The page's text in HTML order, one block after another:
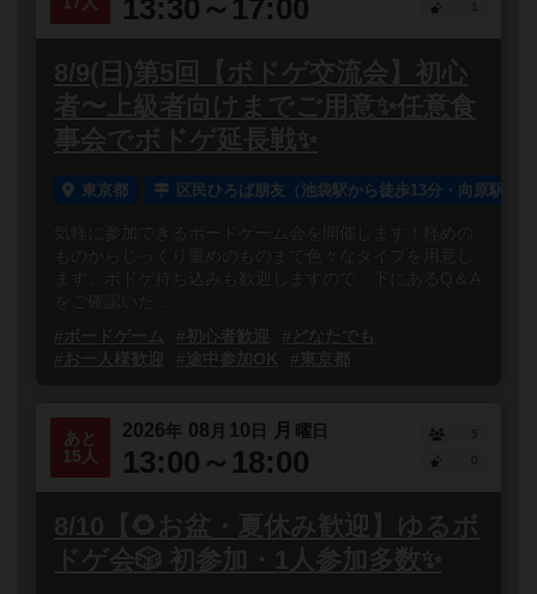
13:30～17:00
1
8/9(日)第5回【ボドゲ交流会】初心
者〜上級者向けまでご用意✨任意食
事会でボドゲ延長戦✨
東京都 区民ひろば朋友（池袋駅から徒歩13分・向原駅か
気軽に参加できるボードゲーム会を開催します！軽めの
ものからじっくり重めのものまで色々なタイプを用意し
ます。ボドゲ持ち込みも歓迎しますので、下にあるQ＆A
#ボードゲーム
#初心者歓迎
#どなたでも
#お一人様歓迎
#途中参加OK #東京都
あと
15人
2026年 08 月 10 日 月 曜日
13:00～18:00
5
8/10【🌻お盆・夏休み歓迎】ゆるボ
ドゲ会🎲 初参加・1人参加多数✨